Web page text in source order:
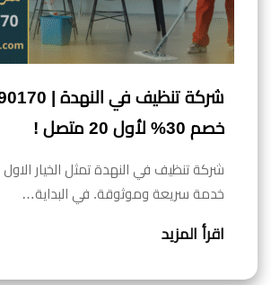
خصم 30% لأول 20 متصل !
شركة تنظيف في النهدة تمثل الخيار
خدمة سريعة وموثوقة. في البداية…
اقرأ المزيد